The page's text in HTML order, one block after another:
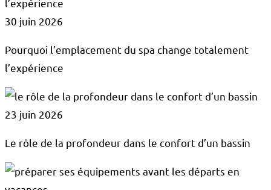
30 juin 2026
Pourquoi l’emplacement du spa change totalement
l’expérience
23 juin 2026
Le rôle de la profondeur dans le confort d’un bassin